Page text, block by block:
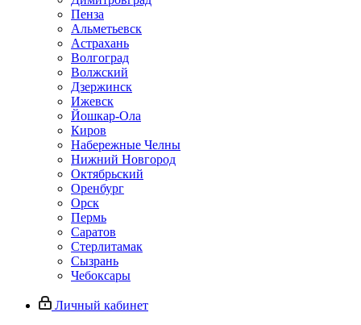
Пенза
Альметьевск
Астрахань
Волгоград
Волжский
Дзержинск
Ижевск
Йошкар-Ола
Киров
Набережные Челны
Нижний Новгород
Октябрьский
Оренбург
Орск
Пермь
Саратов
Стерлитамак
Сызрань
Чебоксары
Личный кабинет